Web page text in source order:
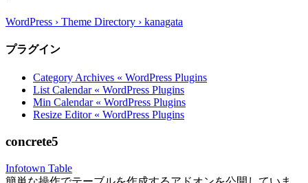
WordPress › Theme Directory › kanagata
プラグイン
Category Archives « WordPress Plugins
List Calendar « WordPress Plugins
Min Calendar « WordPress Plugins
Resize Editor « WordPress Plugins
concrete5
Infotown Table